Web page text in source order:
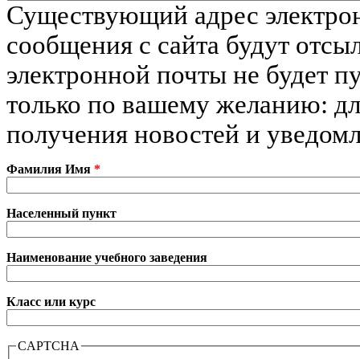
Существующий адрес
сообщения с сайта будут
электронной почты не будет
только по вашему желанию:
получения новостей и
Фамилия Имя *
Населенный пункт
Наименование учебного заведения
Класс или курс
CAPTCHA